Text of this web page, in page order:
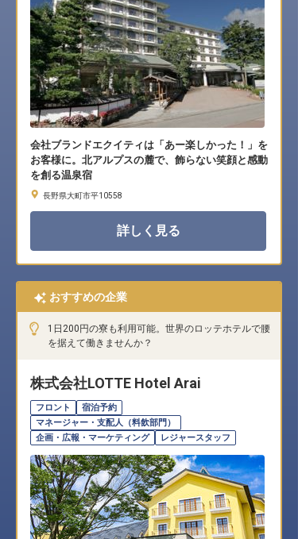
会社ブランドエクイティは「あー楽しかった！」を
お客様に。北アルプスの麓で、飾らない笑顔と感動
を創る温泉宿
長野県大町市平10558
詳しく見る
おすすめの企業
1日200円の寮も利用可能。世界のロッテホテルで腰
を据えて働きませんか？
株式会社LOTTE Hotel Arai
フロント
宿泊予約
マネージャー・支配人（料飲部門）
企画・広報・マーケティング
レジャースタッフ